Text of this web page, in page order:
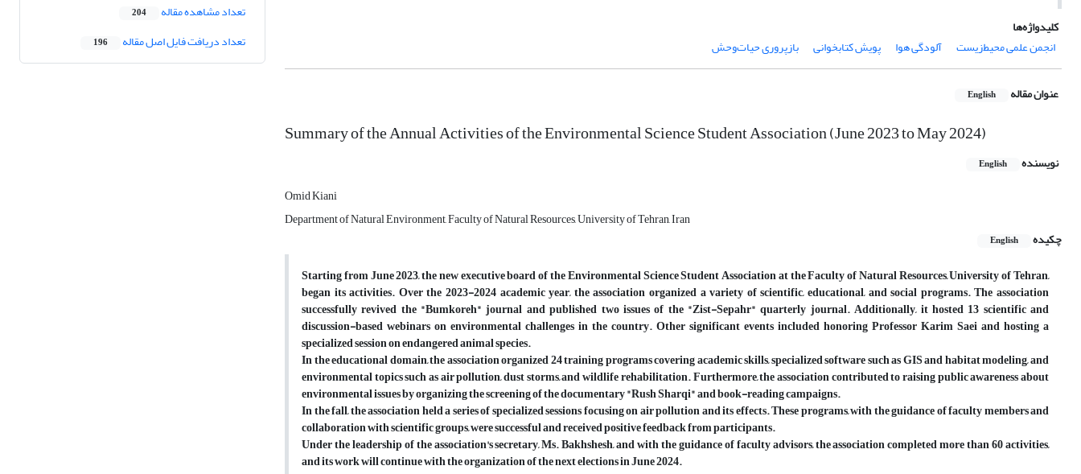
کلیدواژه‌ها
انجمن علمی محیط‌زیست
آلودگی هوا پویش کتابخوانی بازپروری حیات‌وحش
عنوان مقاله English
Summary of the Annual Activities of the Environmental Science Student Association (June 2023 to May 2024)
نویسنده English
Omid Kiani
Department of Natural Environment, Faculty of Natural Resources, University of Tehran, Iran
چکیده
English
Starting from June 2023, the new executive board of the Environmental Science Student Association at the Faculty of Natural Resources, University of Tehran,
began its activities. Over the 2023-2024 academic year, the association organized a variety of scientific, educational, and social programs. The association
successfully revived the "Bumkoreh" journal and published two issues of the "Zist-Sepahr" quarterly journal. Additionally, it hosted 13 scientific and
discussion-based webinars on environmental challenges in the country. Other significant events included honoring Professor Karim Saei and hosting a
specialized session on endangered animal species.
In the educational domain, the association organized 24 training programs covering academic skills, specialized software such as GIS and habitat modeling, and
environmental topics such as air pollution, dust storms, and wildlife rehabilitation. Furthermore, the association contributed to raising public awareness about
environmental issues by organizing the screening of the documentary "Rush Sharqi" and book-reading campaigns.
In the fall, the association held a series of specialized sessions focusing on air pollution and its effects. These programs, with the guidance of faculty members and
collaboration with scientific groups, were successful and received positive feedback from participants.
Under the leadership of the association's secretary, Ms. Bakhshesh, and with the guidance of faculty advisors, the association completed more than 60 activities,
and its work will continue with the organization of the next elections in June 2024.
تعداد مشاهده مقاله 204
تعداد دریافت فایل اصل مقاله 196